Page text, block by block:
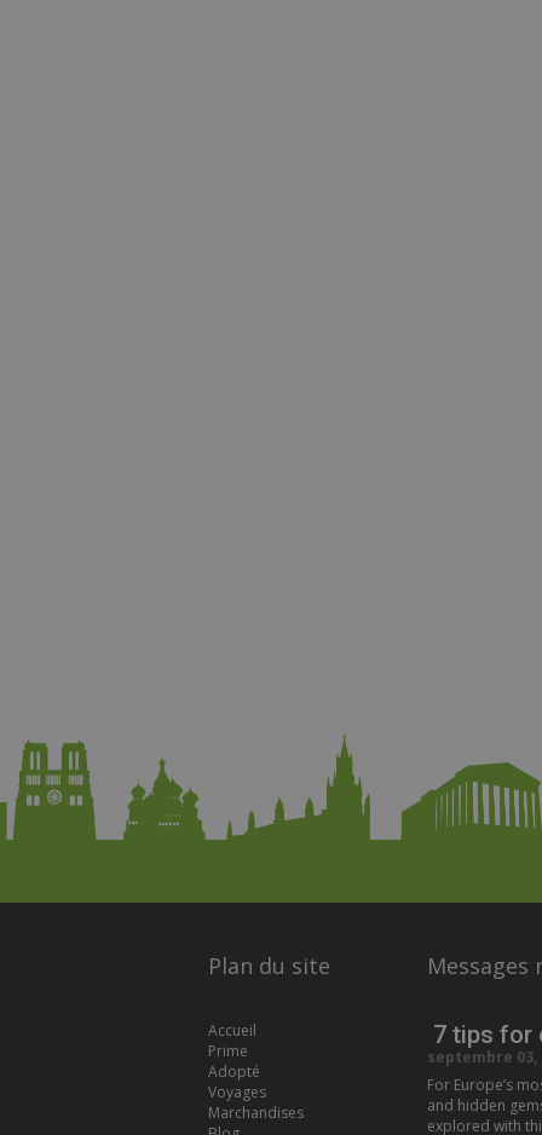
Plan du site
Accueil
Prime
Adopté
Voyages
Marchandises
Messages
7 tips for
septembre 03,
For Europe’s
and hidden
explored with